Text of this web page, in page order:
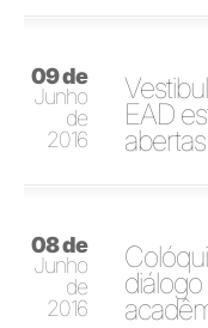
09 de
Junho
de
2016
EAD
abertas
08 de
Junho
de
2016